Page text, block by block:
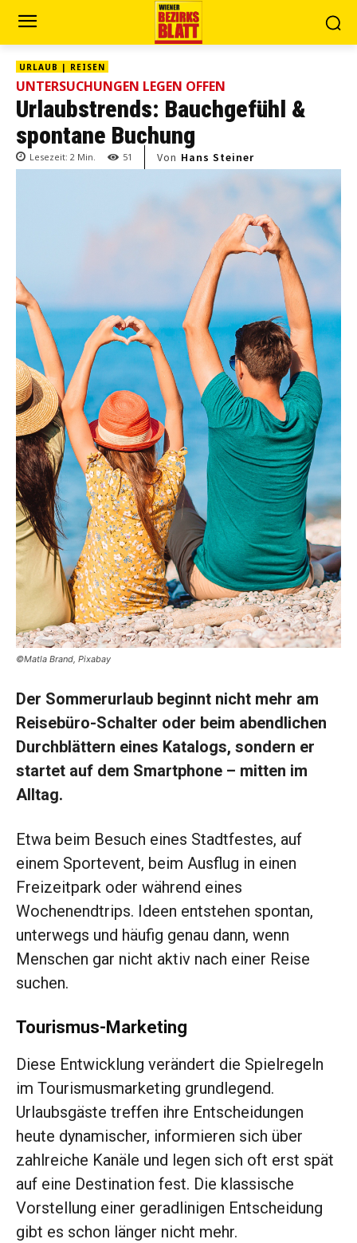
URLAUB | REISEN
UNTERSUCHUNGEN LEGEN OFFEN
Urlaubstrends: Bauchgefühl &
spontane Buchung
Lesezeit: 2 Min. 51 Von Hans Steiner
©Matla Brand, Pixabay
Der Sommerurlaub beginnt nicht mehr am
Reisebüro-Schalter oder beim abendlichen
Durchblättern eines Katalogs, sondern er
startet auf dem Smartphone – mitten im
Alltag.
Etwa beim Besuch eines Stadtfestes, auf
einem Sportevent, beim Ausflug in einen
Freizeitpark oder während eines
Wochenendtrips. Ideen entstehen spontan,
unterwegs und häufig genau dann, wenn
Menschen gar nicht aktiv nach einer Reise
suchen.
Tourismus-Marketing
Diese Entwicklung verändert die Spielregeln
im Tourismusmarketing grundlegend.
Urlaubsgäste treffen ihre Entscheidungen
heute dynamischer, informieren sich über
zahlreiche Kanäle und legen sich oft erst spät
auf eine Destination fest. Die klassische
Vorstellung einer geradlinigen Entscheidung
gibt es schon länger nicht mehr.